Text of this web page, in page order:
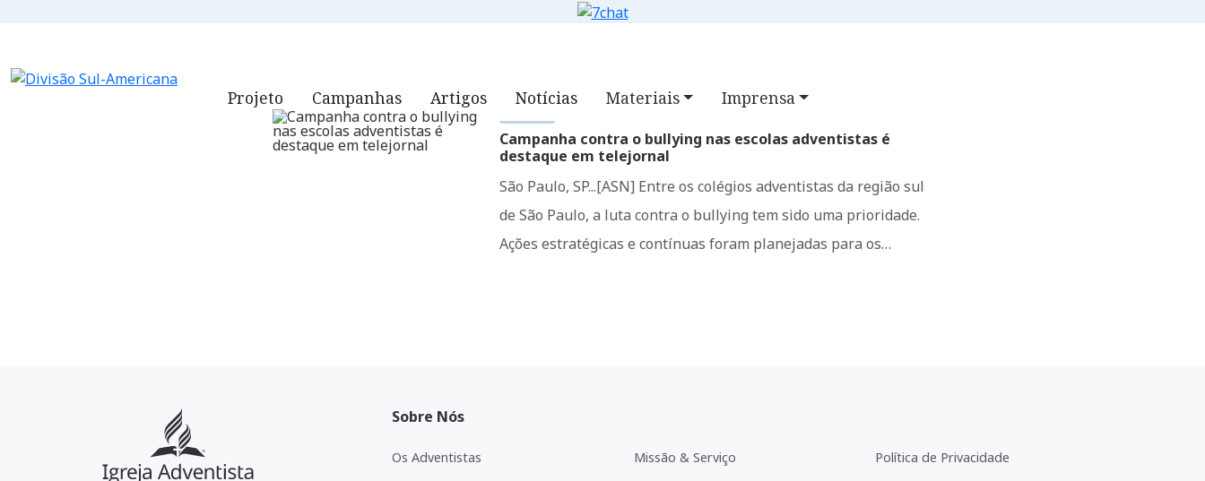
Projeto Campanhas Artigos Notícias Materiais Imprensa
Campanha contra o bullying nas escolas adventistas é
destaque em telejornal
São Paulo, SP...[ASN] Entre os colégios adventistas da região sul
de São Paulo, a luta contra o bullying tem sido uma prioridade.
Ações estratégicas e contínuas foram planejadas para os…
Sobre Nós
Os Adventistas
Missão & Serviço
Política de Privacidade